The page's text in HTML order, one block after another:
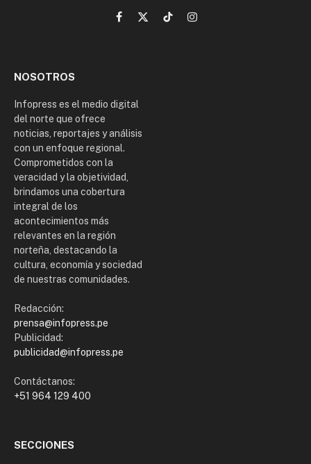
Facebook
X
TikTokInstagram
NOSOTROS
Infopress es el medio digital
del norte que ofrece
noticias, reportajes y análisis
con un enfoque regional.
Comprometidos con la
veracidad y la objetividad,
brindamos una cobertura
integral de los
acontecimientos más
relevantes en la región
norteña, destacando la
cultura, economía y sociedad
de nuestras comunidades.
Redacción:
prensa@infopress.pe
Publicidad:
publicidad@infopress.pe
Contáctanos:
+51 964 129 400
SECCIONES